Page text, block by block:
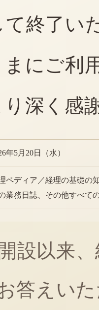
て終了い
にご利
深く感
年5月20日（水）
ペディア／経理の基礎の
業務日誌、その他すべて
設以来
答えい